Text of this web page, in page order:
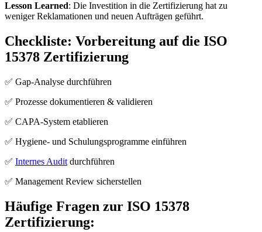
Lesson Learned: Die Investition in die Zertifizierung hat zu
weniger Reklamationen und neuen Aufträgen geführt.
Checkliste: Vorbereitung auf die ISO
15378 Zertifizierung
✅ Gap-Analyse durchführen
✅ Prozesse dokumentieren & validieren
✅ CAPA-System etablieren
✅ Hygiene- und Schulungsprogramme einführen
✅ Internes Audit durchführen
✅ Management Review sicherstellen
Häufige Fragen zur ISO 15378
Zertifizierung: